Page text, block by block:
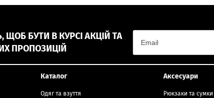
ЩОБ БУТИ В КУРСІ АКЦІЙ ТА
ПРОПОЗИЦІЙ
Каталог
Одяг та взуття
Аксесуари
Рюкзаки та сумки